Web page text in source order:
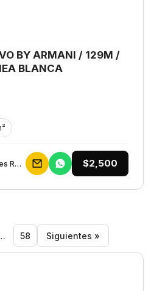
BY ARMANI / 129M /
BLANCA
Galceb Group Bienes Raices $2,500
58 Siguientes »